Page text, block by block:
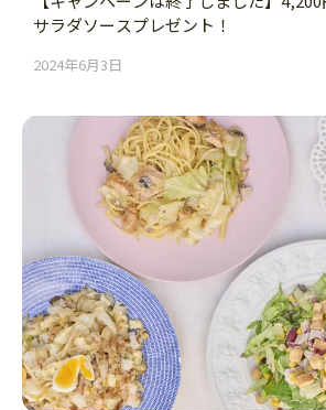
サラダソースプレゼント！
2024年6月3日